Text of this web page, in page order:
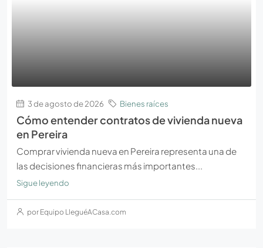
3 de agosto de 2026 Bienes raíces
Cómo entender contratos de vivienda nueva
en Pereira
Comprar vivienda nueva en Pereira representa una de
las decisiones financieras más importantes...
Sigue leyendo
por Equipo LleguéACasa.com